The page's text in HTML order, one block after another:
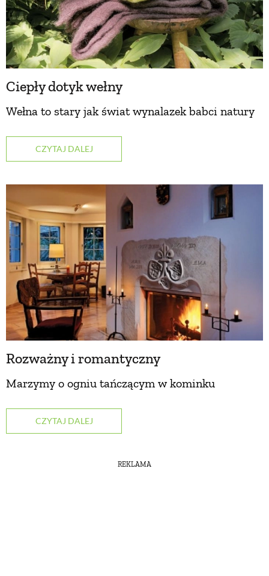
Ciepły dotyk wełny
Wełna to stary jak świat wynalazek babci natury
CZYTAJ DALEJ
Rozważny i romantyczny
Marzymy o ogniu tańczącym w kominku
CZYTAJ DALEJ
REKLAMA